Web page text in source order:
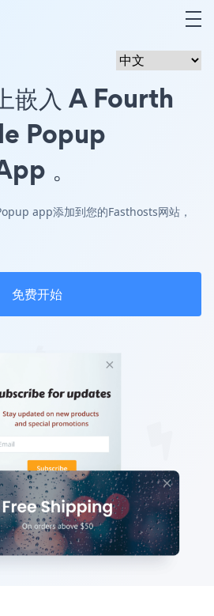
嵌入 A Fourth
Popup
。
app添加到您的Fasthosts网站，
免费开始